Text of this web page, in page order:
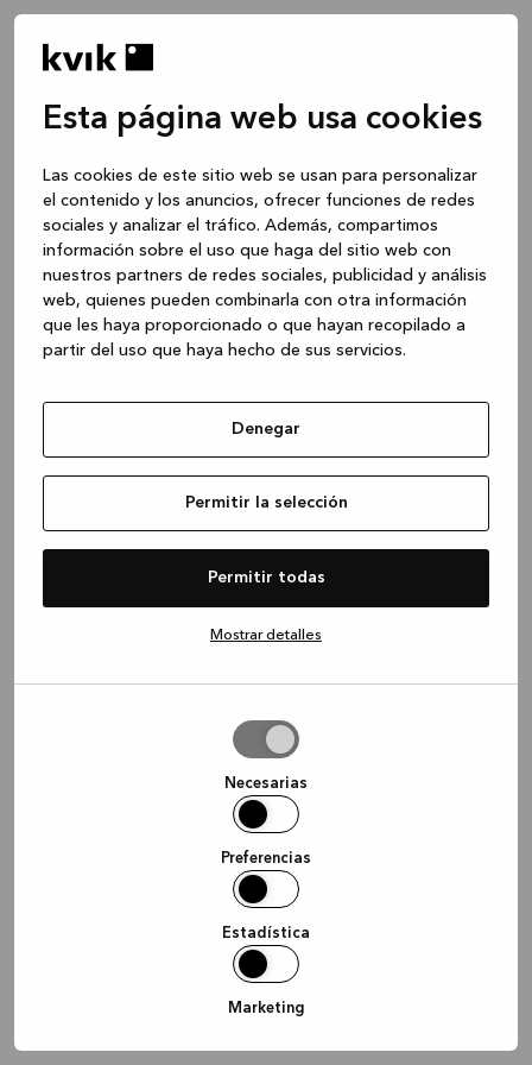
Esta página web usa cookies
Las cookies de este sitio web se usan para personalizar
el contenido y los anuncios, ofrecer funciones de redes
sociales y analizar el tráfico. Además, compartimos
información sobre el uso que haga del sitio web con
nuestros partners de redes sociales, publicidad y análisis
web, quienes pueden combinarla con otra información
que les haya proporcionado o que hayan recopilado a
partir del uso que haya hecho de sus servicios.
Denegar
Permitir la selección
Permitir todas
Mostrar detalles
Necesarias
Preferencias
Estadística
Marketing
Application error: a client-side exception has occurred
loadingwww.kvik.es (see the browser console for more